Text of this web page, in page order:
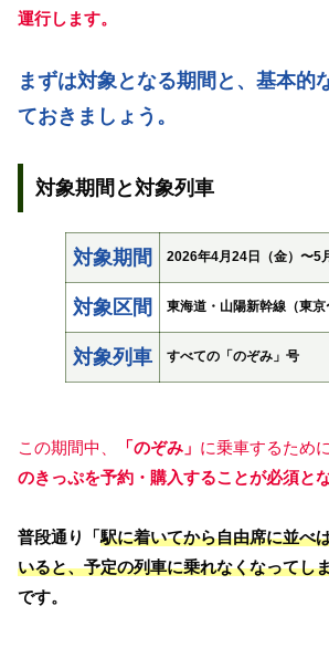
運行します。
まずは対象となる期間と、基本的
ておきましょう。
対象期間と対象列車
対象期間 2026年4月24日（金）〜5
対象区間 東海道・山陽新幹線（東京
対象列車 すべての「のぞみ」号
この期間中、 「のぞみ」 に乗車するために
のきっぷを予約・購入することが必須とな
普段通り「駅に着いてから自由席に並べ
いると、予定の列車に乗れなくなってし
です。